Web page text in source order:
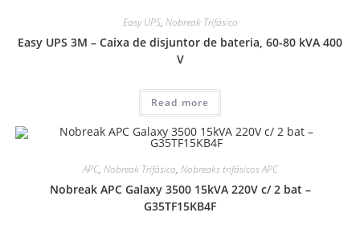
Easy UPS, Nobreak Trifásico
Easy UPS 3M – Caixa de disjuntor de bateria, 60-80 kVA 400
V
Read more
APC, Nobreak Trifásico, Nobreaks trifásicos APC
Nobreak APC Galaxy 3500 15kVA 220V c/ 2 bat –
G35TF15KB4F